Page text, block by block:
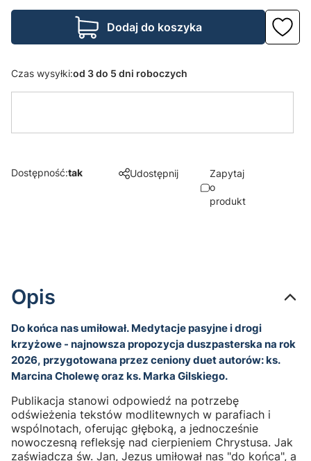
Dodaj do koszyka
Czas wysyłki:od 3 do 5 dni roboczych
Dostępność:tak Udostępnij
Zapytaj
o
produkt
Opis
Do końca nas umiłował. Medytacje pasyjne i drogi
krzyżowe - najnowsza propozycja duszpasterska na rok
2026, przygotowana przez ceniony duet autorów: ks.
Marcina Cholewęoraz ks. Marka Gilskiego.
Publikacja stanowi odpowiedź na potrzebę
odświeżenia tekstów modlitewnych w parafiach i
wspólnotach, oferując głęboką, a jednocześnie
nowoczesną refleksję nad cierpieniem Chrystusa. Jak
zaświadcza św. Jan, Jezus umiłował nas "do końca", a